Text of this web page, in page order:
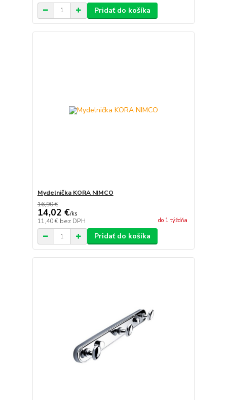
Pridať do košíka
Mydelnička KORA NIMCO
16,90 €
14,02 €/ks
11,40 € bez DPH do 1 týždňa
Pridať do košíka